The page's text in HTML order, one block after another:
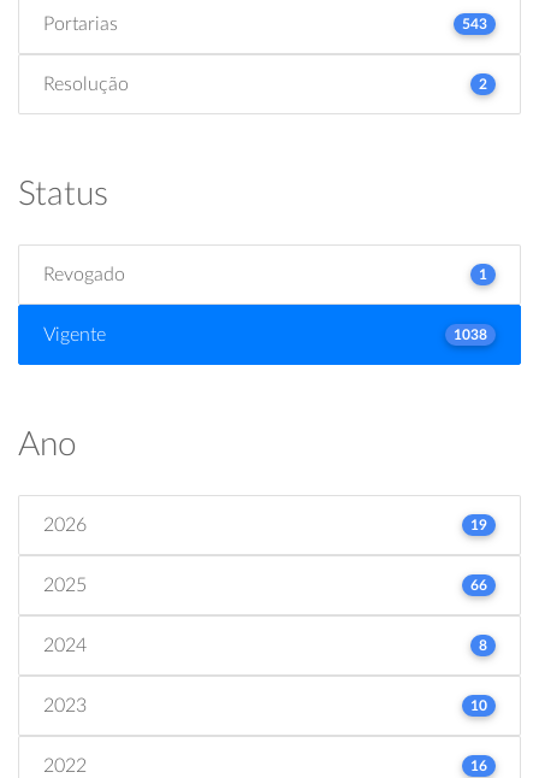
Portarias 543
Resolução 2
Status
Revogado 1
Vigente 1038
Ano
2026 19
2025 66
2024 8
2023 10
2022 16